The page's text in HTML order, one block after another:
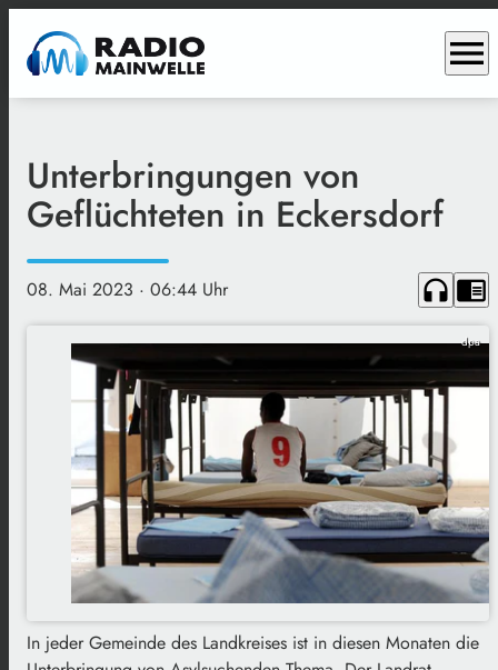
menu
Unterbringungen von
Geflüchteten in Eckersdorf
08. Mai 2023 · 06:44 Uhr headphones chrome_reader_mode
dpa
In jeder Gemeinde des Landkreises ist in diesen Monaten die